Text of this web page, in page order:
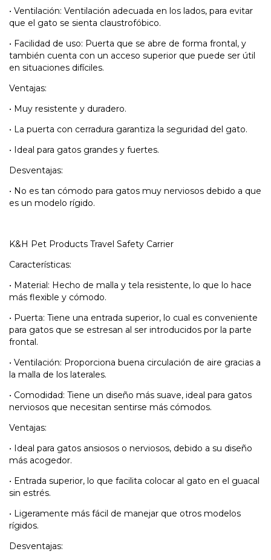
• Ventilación: Ventilación adecuada en los lados, para evitar
que el gato se sienta claustrofóbico.
• Facilidad de uso: Puerta que se abre de forma frontal, y
también cuenta con un acceso superior que puede ser útil
en situaciones difíciles.
Ventajas:
• Muy resistente y duradero.
• La puerta con cerradura garantiza la seguridad del gato.
• Ideal para gatos grandes y fuertes.
Desventajas:
• No es tan cómodo para gatos muy nerviosos debido a que
es un modelo rígido.
K&H Pet Products Travel Safety Carrier
Características:
• Material: Hecho de malla y tela resistente, lo que lo hace
más flexible y cómodo.
• Puerta: Tiene una entrada superior, lo cual es conveniente
para gatos que se estresan al ser introducidos por la parte
frontal.
• Ventilación: Proporciona buena circulación de aire gracias a
la malla de los laterales.
• Comodidad: Tiene un diseño más suave, ideal para gatos
nerviosos que necesitan sentirse más cómodos.
Ventajas:
• Ideal para gatos ansiosos o nerviosos, debido a su diseño
más acogedor.
• Entrada superior, lo que facilita colocar al gato en el guacal
sin estrés.
• Ligeramente más fácil de manejar que otros modelos
rígidos.
Desventajas: